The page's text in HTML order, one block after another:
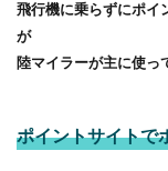
飛行機に乗らずにポイ
が
陸マイラーが主に使っ
ポイントサイトで